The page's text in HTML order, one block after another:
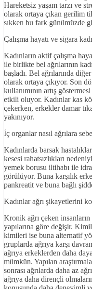
Hareketsiz yaşam tarzı ve
olarak ortaya çıkan gerilim
sıkken bu fark günümüzde
Çalışma hayatı ve sigara
Kadınların aktif çalışma
ile birlikte bel ağrılarının
başladı. Bel ağrılarında
olarak ortaya çıkıyor. Son
kullanımının artış
etkili oluyor. Kadınlar kas
çekerken, erkekler damar
yakınıyor.
İç organlar nasıl ağrılara
Kadınlarda barsak
kesesi rahatsızlıkları
yemek borusu iltihabı ile
görülüyor. Buna karşılık
pankreatit ve buna bağlı
Kadınlar ağrı şikayetlerini
Kronik ağrı çeken
yapılarına göre değişir.
kimileri ise buna alternatif
gruplarda ağrıya karşı
ağrıya erkeklerden daha
mümkün. Yapılan
sonrası ağrılarda daha az
ağrıya daha dirençli